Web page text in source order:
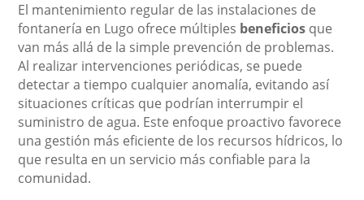
El mantenimiento regular de las instalaciones de
fontanería en Lugo ofrece múltiples beneficios que
van más allá de la simple prevención de problemas.
Al realizar intervenciones periódicas, se puede
detectar a tiempo cualquier anomalía, evitando así
situaciones críticas que podrían interrumpir el
suministro de agua. Este enfoque proactivo favorece
una gestión más eficiente de los recursos hídricos, lo
que resulta en un servicio más confiable para la
comunidad.